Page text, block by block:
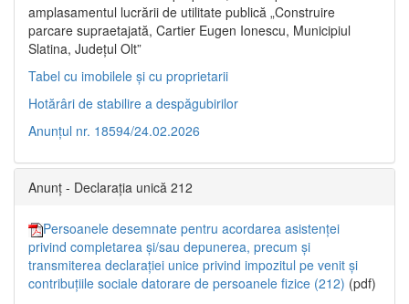
amplasamentul lucrării de utilitate publică „Construire
parcare supraetajată, Cartier Eugen Ionescu, Municipiul
Slatina, Județul Olt”
Tabel cu imobilele și cu proprietarii
Hotărâri de stabilire a despăgubirilor
Anunțul nr. 18594/24.02.2026
Anunț - Declarația unică 212
Persoanele desemnate pentru acordarea asistenței
privind completarea și/sau depunerea, precum și
transmiterea declarației unice privind impozitul pe venit și
contribuțiile sociale datorare de persoanele fizice (212) (pdf)